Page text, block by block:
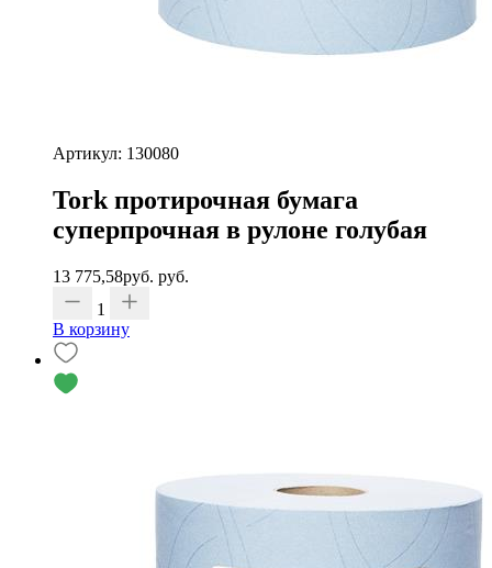
Артикул: 130080
Tork протирочная бумага
суперпрочная в рулоне голубая
13 775,58руб. руб.
1
В корзину